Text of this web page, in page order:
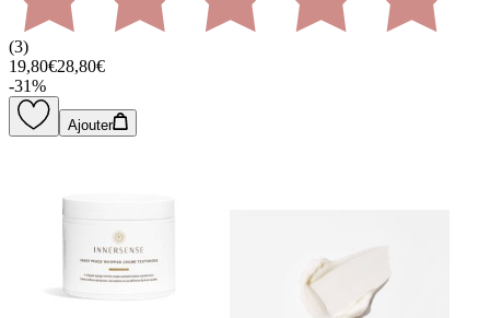
(3)
19,80€28,80€
-31%
Ajouter